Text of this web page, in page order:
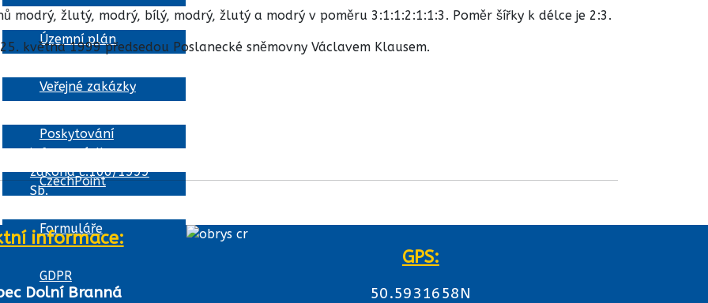
Územní plán
Veřejné zakázky
Poskytování
informací dle
zákona č.106/1999
Sb.
CzechPoint
Formuláře
GDPR
modrý, žlutý, modrý, bílý, modrý, žlutý a modrý v poměru 3:1:1:2:1:1:3. Poměr šířky k délce je 2:3.
května 1999 předsedou Poslanecké sněmovny Václavem Klausem.
informace:
Dolní Branná
GPS:
50.5931658N